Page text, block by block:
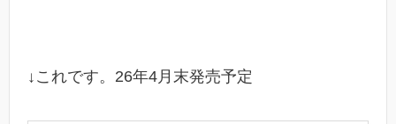
↓これです。26年4月末発売予定